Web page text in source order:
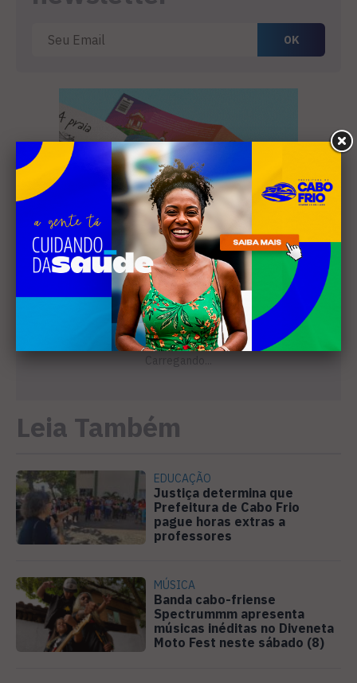
Leia Também
EDUCAÇÃO
Justiça determina que
Prefeitura de Cabo Frio
pague horas extras a
professores
MÚSICA
Banda cabo-friense
Spectrummm apresenta
músicas inéditas no Diveneta
Moto Fest neste sábado (8)